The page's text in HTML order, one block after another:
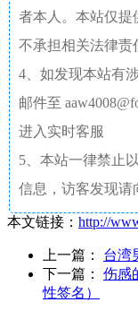
者本人。本站仅提
不承担相关法律责
4、如发现本站有
邮件至
进入实时客服
5、本站一律禁止
信息，访客发现请
本文链接： http://
上一篇： 台湾
下一篇： 伤感
性签名）